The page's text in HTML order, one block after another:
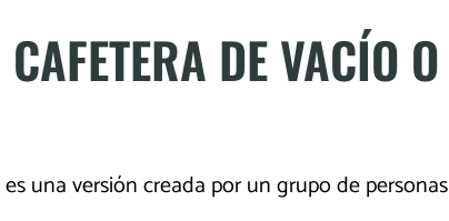
DE VACÍO O
es una versión creada por un grupo de personas